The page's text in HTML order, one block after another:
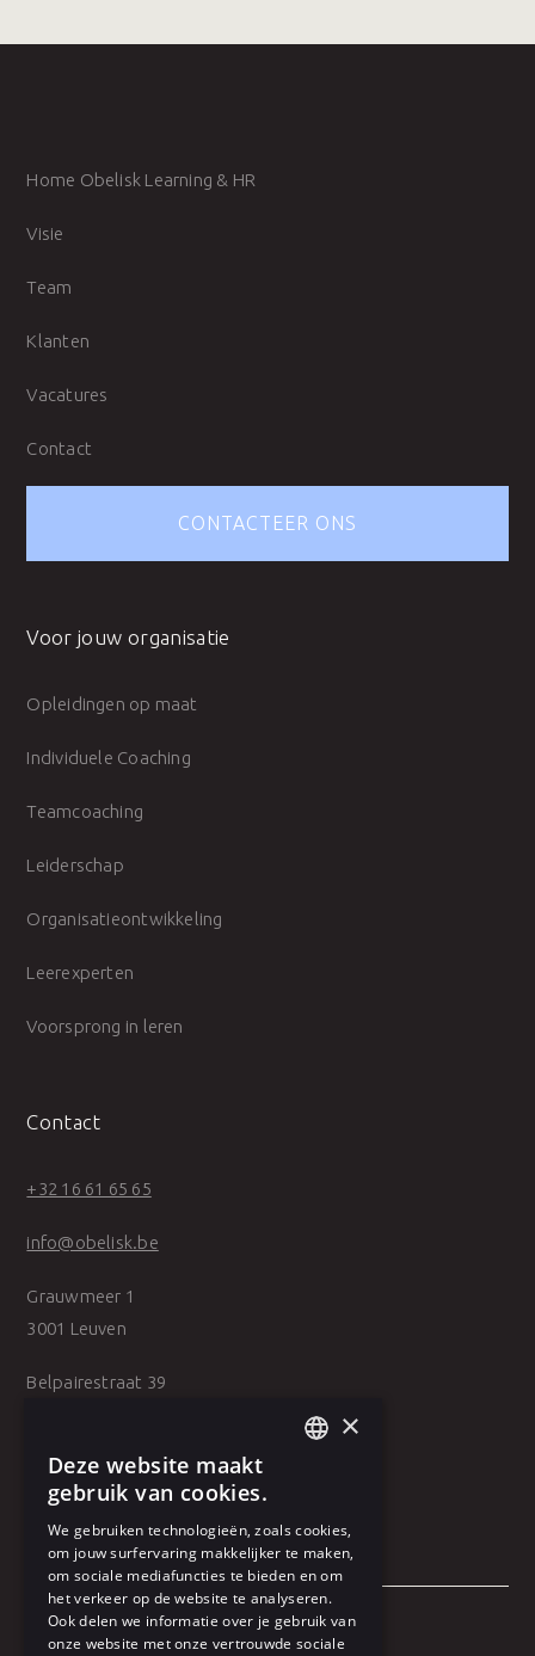
Home Obelisk Learning & HR
Visie
Team
Klanten
Vacatures
Contact
CONTACTEER ONS
Voor jouw organisatie
Opleidingen op maat
Individuele Coaching
Teamcoaching
Leiderschap
Organisatieontwikkeling
Leerexperten
Voorsprong in leren
Contact
+32 16 61 65 65
info@obelisk.be
Grauwmeer 1
3001 Leuven
Belpairestraat 39
Algemene voorwaarden
FRENCH
×
Deze website maakt
gebruik van cookies.
We gebruiken technologieën, zoals cookies,
om jouw surfervaring makkelijker te maken,
om sociale mediafuncties te bieden en om
het verkeer op de website te analyseren.
Ook delen we informatie over je gebruik van
onze website met onze vertrouwde sociale